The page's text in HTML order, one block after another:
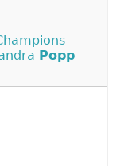
Popp